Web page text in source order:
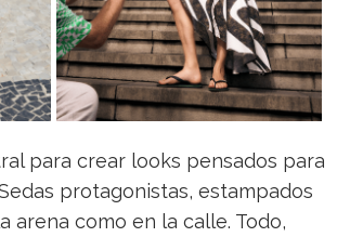
para crear looks pensados para
protagonistas, estampados
arena como en la calle. Todo,